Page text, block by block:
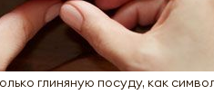
глиняную посуду, как